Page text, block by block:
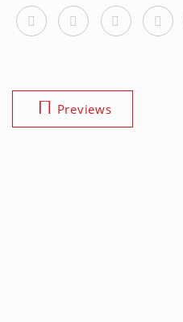
Previews